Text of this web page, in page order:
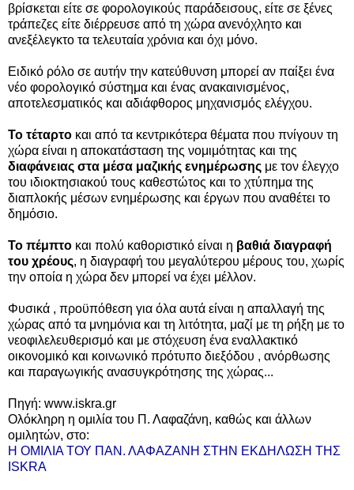
βρίσκεται είτε σε φορολογικούς παράδεισους, είτε σε ξένες
τράπεζες είτε διέρρευσε από τη χώρα ανενόχλητο και
ανεξέλεγκτο τα τελευταία χρόνια και όχι μόνο.
Ειδικό ρόλο σε αυτήν την κατεύθυνση μπορεί αν παίξει ένα
νέο φορολογικό σύστημα και ένας ανακαινισμένος,
αποτελεσματικός και αδιάφθορος μηχανισμός ελέγχου.
Το τέταρτο και από τα κεντρικότερα θέματα που πνίγουν τη
χώρα είναι η αποκατάσταση της νομιμότητας και της
διαφάνειας στα μέσα μαζικής ενημέρωσης με τον έλεγχο
του ιδιοκτησιακού τους καθεστώτος και το χτύπημα της
διαπλοκής μέσων ενημέρωσης και έργων που αναθέτει το
δημόσιο.
Το πέμπτο και πολύ καθοριστικό είναι η βαθιά διαγραφή
του χρέους, η διαγραφή του μεγαλύτερου μέρους του, χωρίς
την οποία η χώρα δεν μπορεί να έχει μέλλον.
Φυσικά , προϋπόθεση για όλα αυτά είναι η απαλλαγή της
χώρας από τα μνημόνια και τη λιτότητα, μαζί με τη ρήξη με το
νεοφιλελευθερισμό και με στόχευση ένα εναλλακτικό
οικονομικό και κοινωνικό πρότυπο διεξόδου , ανόρθωσης
και παραγωγικής ανασυγκρότησης της χώρας...
Πηγή: www.iskra.gr
Ολόκληρη η ομιλία του Π. Λαφαζάνη, καθώς και άλλων
ομιλητών, στο:
Η ΟΜΙΛΙΑ ΤΟΥ ΠΑΝ. ΛΑΦΑΖΑΝΗ ΣΤΗΝ ΕΚΔΗΛΩΣΗ ΤΗΣ
ISKRA